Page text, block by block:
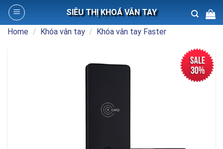
Skip
content
SIÊU THỊ KHOÁ VÂN TAY
Home / Khóa vân tay / Khóa vân tay Faster